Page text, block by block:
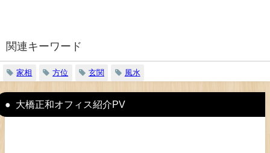
関連キーワード
家相 方位 玄関 風水
大橋正和オフィス紹介PV